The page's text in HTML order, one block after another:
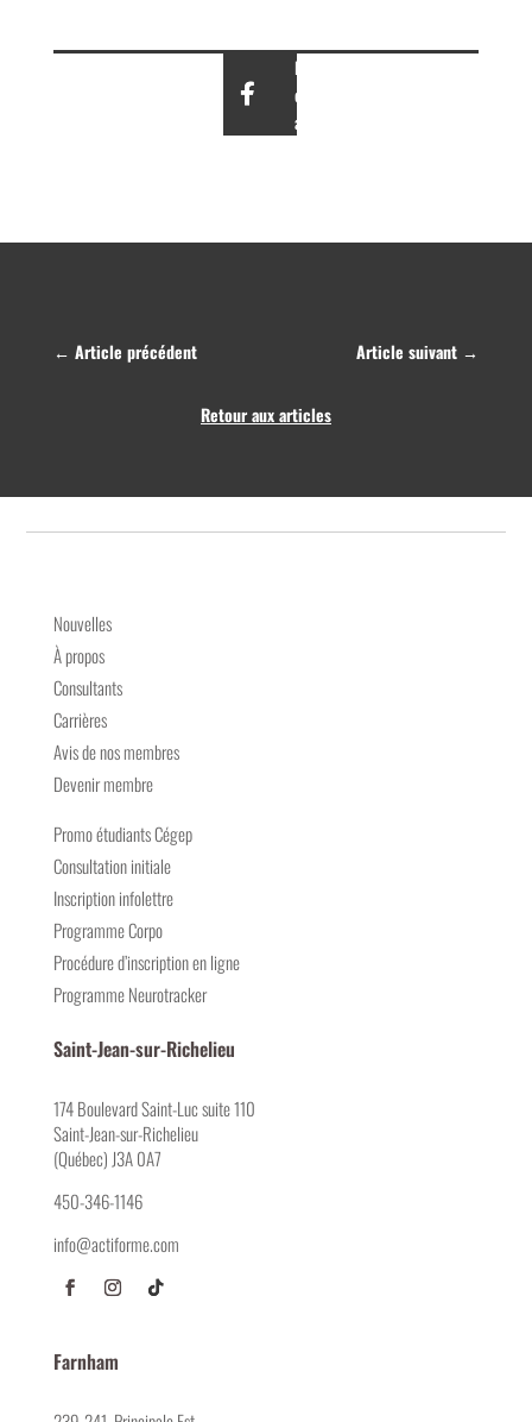
Partagez
cet
article
← Article précédent Article suivant →
Retour aux articles
Nouvelles
À propos
Consultants
Carrières
Avis de nos membres
Devenir membre
Promo étudiants Cégep
Consultation initiale
Inscription infolettre
Programme Corpo
Procédure d’inscription en ligne
Programme Neurotracker
Saint-Jean-sur-Richelieu
174 Boulevard Saint-Luc suite 110
Saint-Jean-sur-Richelieu
(Québec) J3A 0A7
450-346-1146
info@actiforme.com
Farnham